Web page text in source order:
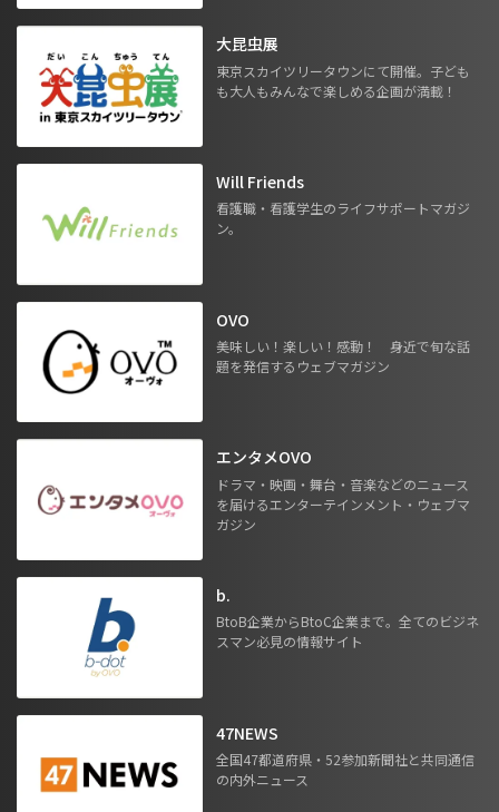
大昆虫展
東京スカイツリータウンにて開催。子ども
も大人もみんなで楽しめる企画が満載！
Will Friends
看護職・看護学生のライフサポートマガジ
ン。
OVO
美味しい！楽しい！感動！ 身近で旬な話
題を発信するウェブマガジン
エンタメOVO
ドラマ・映画・舞台・音楽などのニュース
を届けるエンターテインメント・ウェブマ
ガジン
b.
BtoB企業からBtoC企業まで。全てのビジネ
スマン必見の情報サイト
47NEWS
全国47都道府県・52参加新聞社と共同通信
の内外ニュース